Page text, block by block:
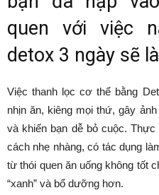
quen với việc
detox 3 ngày sẽ
Việc thanh lọc cơ thể bằng
nhịn ăn, kiêng mọi thứ, gây
và khiến bạn dễ bỏ cuộc.
cách nhẹ nhàng, có tác dụng
từ thói quen ăn uống không tốt
“xanh” và bổ dưỡng hơn.